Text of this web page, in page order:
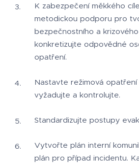
K zabezpečení měkkého
metodickou podporu pro
bezpečnostního a
konkretizujte odpovědné
opatření.
Nastavte režimová
vyžadujte a kontrolujte.
Standardizujte postupy
Vytvořte plán interní
plán pro případ incidentu.